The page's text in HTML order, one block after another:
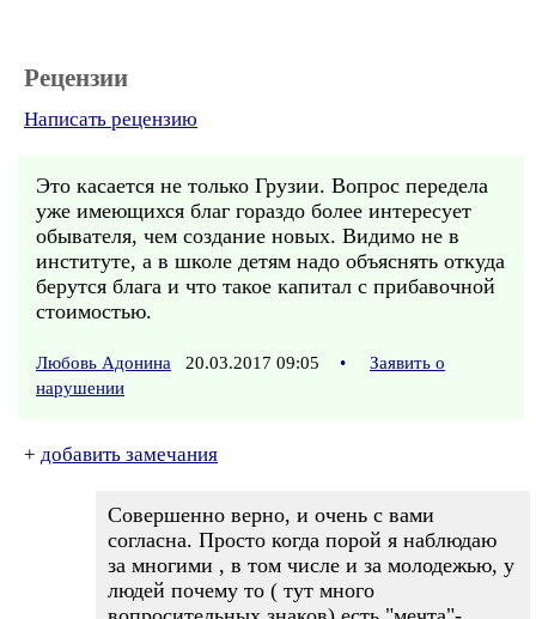
Рецензии
Написать рецензию
Это касается не только Грузии. Вопрос передела
уже имеющихся благ гораздо более интересует
обывателя, чем создание новых. Видимо не в
институте, а в школе детям надо объяснять откуда
берутся блага и что такое капитал с прибавочной
стоимостью.
Любовь Адонина 20.03.2017 09:05 •
Заявить о
нарушении
+ добавить замечания
Совершенно верно, и очень с вами
согласна. Просто когда порой я наблюдаю
за многими , в том числе и за молодежью, у
людей почему то ( тут много